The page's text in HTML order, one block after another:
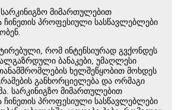
მიმართულებით
პროფესიული სასწავლებლები
რომ ინტენსიურად გვქონდეს
ბანაკები, უმაღლესი
ხელშეწყობით მოხდეს
განხორციელება და ორმაგი
სარკინიგზო მიმართულებით
პროფესიული სასწავლებლები